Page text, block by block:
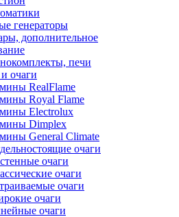
генераторы
дополнительное
печи
очаги
RealFlame
Royal Flame
Electrolux
Dimplex
General Climate
очаги
очаги
очаги
очаги
очаги
очаги